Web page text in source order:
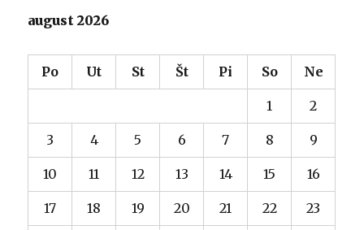
august 2026
Po Ut St Št Pi So Ne
1 2
3 4 5 6 7 8 9
10 11 12 13 14 15 16
17 18 19 20 21 22 23